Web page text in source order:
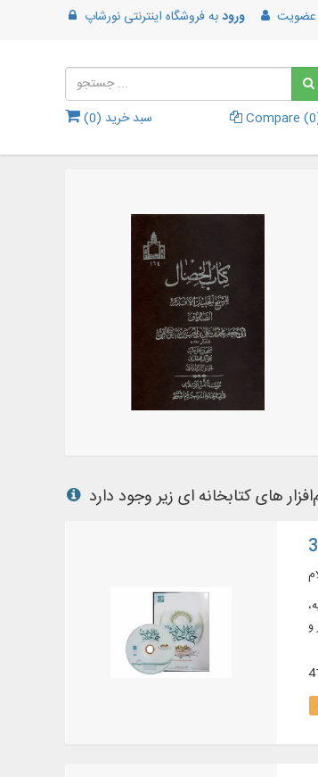
ورودبه فروشگاه اینترنتی نورشاپ عضویت
سبد خرید (0
) Compare (0